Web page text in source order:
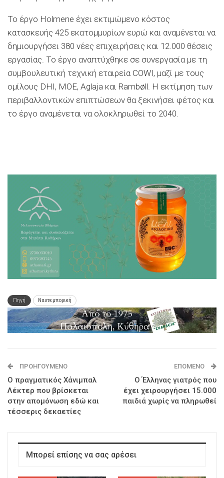
Το έργο Holmene έχει εκτιμώμενο κόστος
κατασκευής 425 εκατομμυρίων ευρώ και αναμένεται να
δημιουργήσει 380 νέες επιχειρήσεις και 12.000 θέσεις
εργασίας. Το έργο αναπτύχθηκε σε συνεργασία με τη
συμβουλευτική τεχνική εταιρεία COWI, μαζί με τους
ομίλους DHI, MOE, Aglaja και Rambøll. Η εκτίμηση των
περιβαλλοντικών επιπτώσεων θα ξεκινήσει φέτος και
το έργο αναμένεται να ολοκληρωθεί το 2040.
Πηγή Ναυτεμπορική
ΠΡΟΗΓΟΎΜΕΝΟ
Ο πραγματικός Χάνιμπαλ
Λέκτερ που βρίσκεται
στην απομόνωση εδώ και
τέσσερις δεκαετίες
ΕΠΌΜΕΝΟ
Ο Έλληνας γιατρός που
έχει χειρουργήσει 15.000
παιδιά χωρίς να πληρωθεί
Μπορεί επίσης να σας αρέσει